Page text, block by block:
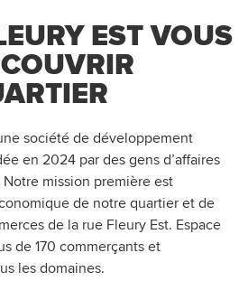
EST VOUS
société de développement
en 2024 par des gens d’affaires
mission première est
de notre quartier et de
de la rue Fleury Est. Espace
de 170 commerçants et
les domaines.